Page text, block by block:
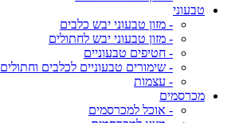
טבעוני
- מזון טבעוני יבש כלבים
- מזון טבעוני יבש לחתולים
- חטיפים טבעוניים
- שימורים טבעוניים לכלבים וחתולים
- עצמות
מכרסמים
- אוכל למכרסמים